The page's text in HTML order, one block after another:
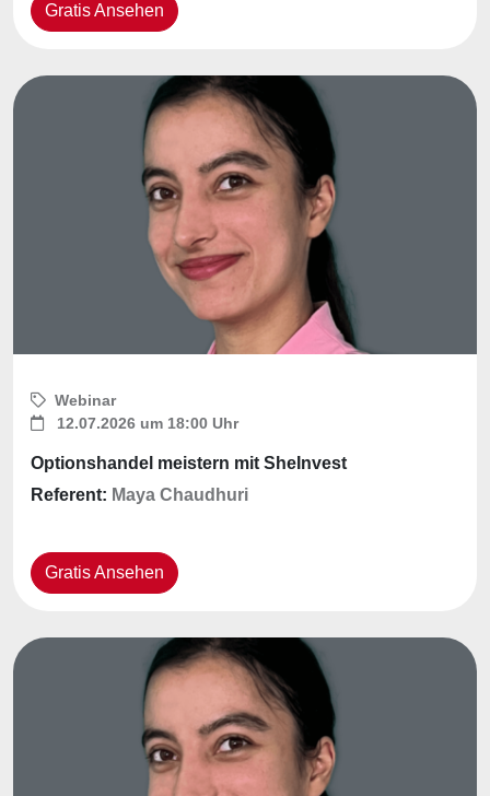
Gratis Ansehen
Webinar
12.07.2026 um 18:00 Uhr
Optionshandel meistern mit SheInvest
Referent: Maya Chaudhuri
Gratis Ansehen